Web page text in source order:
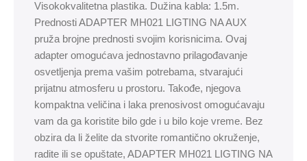
Visokokvalitetna plastika. Dužina kabla: 1.5m.
Prednosti ADAPTER MH021 LIGTING NA AUX
pruža brojne prednosti svojim korisnicima. Ovaj
adapter omogućava jednostavno prilagođavanje
osvetljenja prema vašim potrebama, stvarajući
prijatnu atmosferu u prostoru. Takođe, njegova
kompaktna veličina i laka prenosivost omogućavaju
vam da ga koristite bilo gde i u bilo koje vreme. Bez
obzira da li želite da stvorite romantično okruženje,
radite ili se opuštate, ADAPTER MH021 LIGTING NA